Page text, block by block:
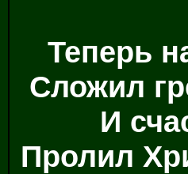
Теперь
Сложил
И
Пролил